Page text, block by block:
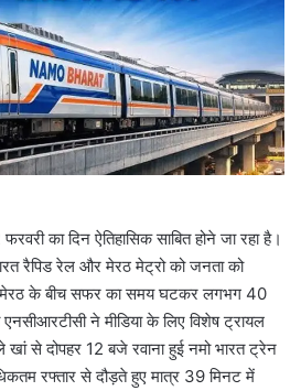
का दिन ऐतिहासिक साबित होने जा रहा है।
रैपिड रेल और मेरठ मेट्रो को जनता को
मेरठ के बीच सफर का समय घटकर लगभग 40
ने मीडिया के लिए विशेष ट्रायल
से दोपहर 12 बजे रवाना हुई नमो भारत ट्रेन
रफ्तार से दौड़ते हुए मात्र 39 मिनट में